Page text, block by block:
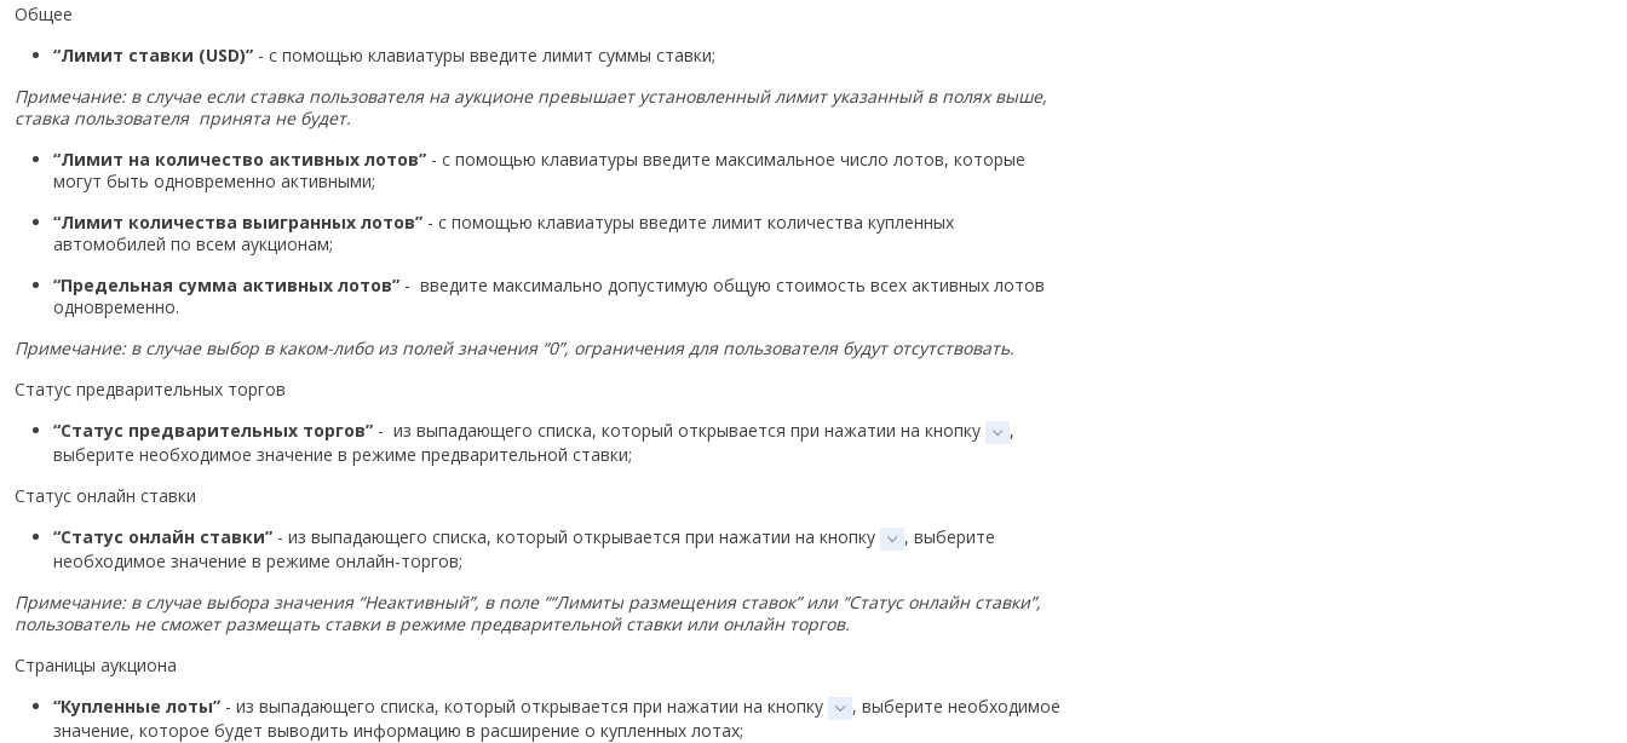
Общее
“Лимит ставки (USD)” - с помощью клавиатуры введите лимит суммы ставки;
Примечание: в случае если ставка пользователя на аукционе превышает установленный лимит указанный в полях выше,
ставка пользователя принята не будет.
“Лимит на количество активных лотов” - с помощью клавиатуры введите максимальное число лотов, которые
могут быть одновременно активными;
“Лимит количества выигранных лотов” - с помощью клавиатуры введите лимит количества купленных
автомобилей по всем аукционам;
“Предельная сумма активных лотов” - введите максимально допустимую общую стоимость всех активных лотов
одновременно.
Примечание: в случае выбор в каком-либо из полей значения “0”, ограничения для пользователя будут отсутствовать.
Статус предварительных торгов
“Статус предварительных торгов” - из выпадающего списка, который открывается при нажатии на кнопку
,
выберите необходимое значение в режиме предварительной ставки;
Статус онлайн ставки
“Статус онлайн ставки” - из выпадающего списка, который открывается при нажатии на кнопку
, выберите
необходимое значение в режиме онлайн-торгов;
Примечание: в случае выбора значения “Неактивный”, в поле ““Лимиты размещения ставок” или “Статус онлайн ставки”,
пользователь не сможет размещать ставки в режиме предварительной ставки или онлайн торгов.
Страницы аукциона
“Купленные лоты” - из выпадающего списка, который открывается при нажатии на кнопку
, выберите необходимое
значение, которое будет выводить информацию в расширение о купленных лотах;